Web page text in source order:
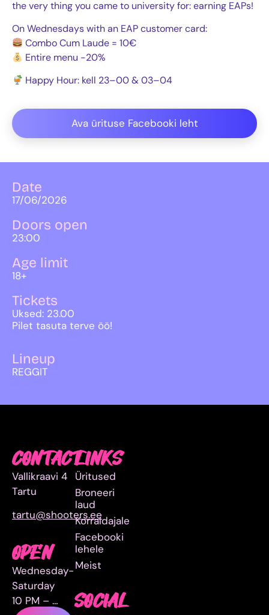
the very thing you came to university for: earning EAPs!
On Wednesdays with an EAP customer card:
Combo Cum Laude = 10€
Entire menu -20%
Happy Hour: kell 23–00 & 03–04
Ava ürituse Facebooki leht
Date
17/06/2026
Doors open
23:00
Age limit
18+
Tickets
Uksed: 23.00
Pilet tasuta terve öö!
Lineup
REGGIT
CONTACT
Vallikraavi 4
Tartu
tartu@shooters.ee
OPEN
Wednesday-
Saturday
10 PM – …
LINKS
Üritused
Broneeri
laud
Korraldajale
Facebooki
lehele
Meist
SOCIAL